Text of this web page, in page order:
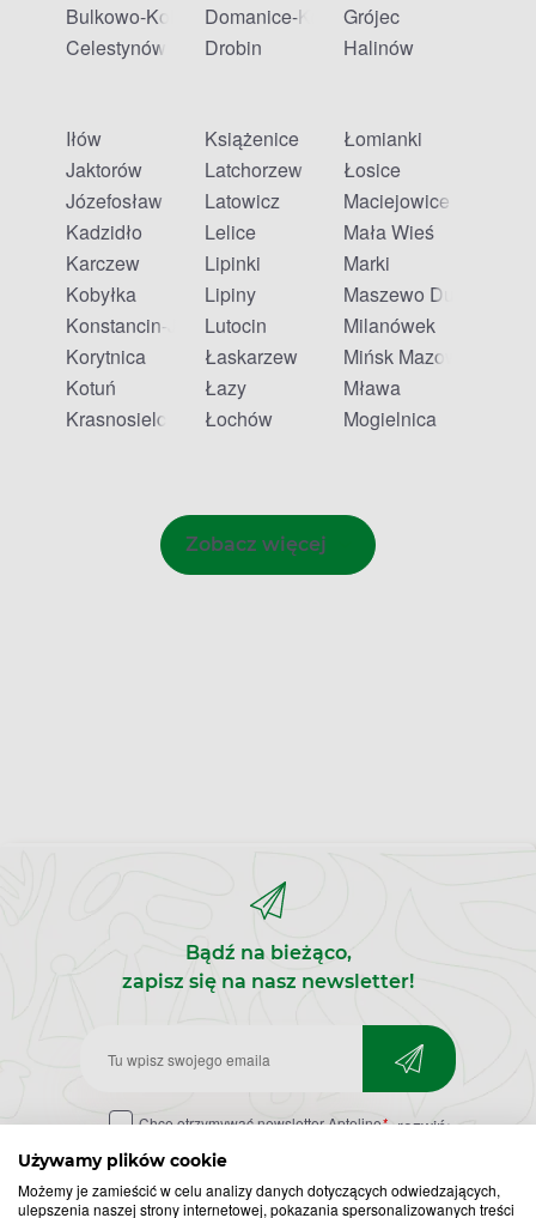
Używamy plików cookie
Możemy je zamieścić w celu analizy danych dotyczących odwiedzających,
ulepszenia naszej strony internetowej, pokazania spersonalizowanych treści
Bulkowo-Kolonia
Celestynów
Domanice-Kolonia
Drobin
Grójec
Halinów
Iłów
Jaktorów
Józefosław
Kadzidło
Karczew
Kobyłka
Konstancin-Jeziorna
Korytnica
Kotuń
Krasnosielc
Książenice
Latchorzew
Latowicz
Lelice
Lipinki
Lipiny
Lutocin
Łaskarzew
Łazy
Łochów
Łomianki
Łosice
Maciejowice
Mała Wieś
Marki
Maszewo Duże
Milanówek
Mińsk Mazowiecki
Mława
Mogielnica
Zobacz więcej
Bądź na bieżąco,
zapisz się na nasz newsletter!
Zapisz
do
newslettera
Chcę otrzymywać newsletter Apteline* rozwiń>